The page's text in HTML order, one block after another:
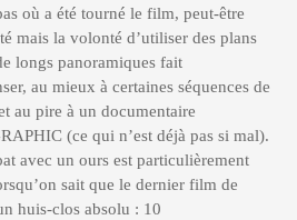
où a été tourné le film, peut-être
mais la volonté d’utiliser des plans
longs panoramiques fait
au mieux à certaines séquences de
au pire à un documentaire
(ce qui n’est déjà pas si mal).
avec un ours est particulièrement
sait que le dernier film de
huis-clos absolu : 10